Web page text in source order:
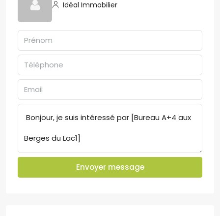
Idéal Immobilier
Envoyer message